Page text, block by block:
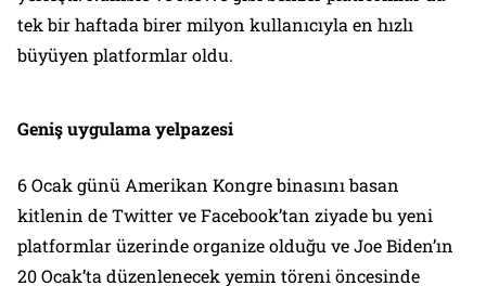
tek bir haftada birer milyon kullanıcıyla en hızlı
büyüyen platformlar oldu.
Geniş uygulama yelpazesi
6 Ocak günü Amerikan Kongre binasını basan
kitlenin de Twitter ve Facebook’tan ziyade bu yeni
platformlar üzerinde organize olduğu ve Joe Biden’ın
20 Ocak’ta düzenlenecek yemin töreni öncesinde